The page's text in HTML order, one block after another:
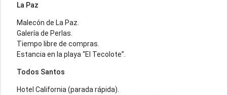
La Paz
Malecón de La Paz.
Galería de Perlas.
Tiempo libre de compras.
Estancia en la playa “El Tecolote”.
Todos Santos
Hotel California (parada rápida).